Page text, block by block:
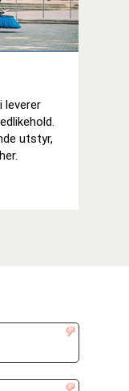
leverer
utstyr,